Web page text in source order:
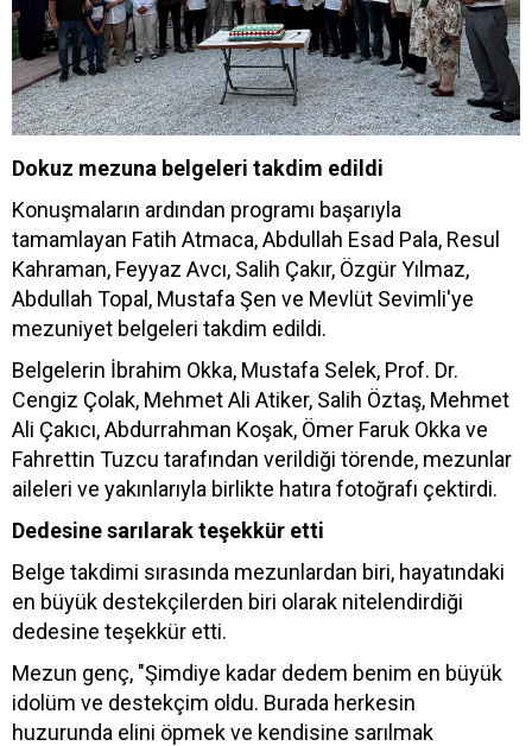
Dokuz mezuna belgeleri takdim edildi
Konuşmaların ardından programı başarıyla
tamamlayan Fatih Atmaca, Abdullah Esad Pala, Resul
Kahraman, Feyyaz Avcı, Salih Çakır, Özgür Yılmaz,
Abdullah Topal, Mustafa Şen ve Mevlüt Sevimli'ye
mezuniyet belgeleri takdim edildi.
Belgelerin İbrahim Okka, Mustafa Selek, Prof. Dr.
Cengiz Çolak, Mehmet Ali Atiker, Salih Öztaş, Mehmet
Ali Çakıcı, Abdurrahman Koşak, Ömer Faruk Okka ve
Fahrettin Tuzcu tarafından verildiği törende, mezunlar
aileleri ve yakınlarıyla birlikte hatıra fotoğrafı çektirdi.
Dedesine sarılarak teşekkür etti
Belge takdimi sırasında mezunlardan biri, hayatındaki
en büyük destekçilerden biri olarak nitelendirdiği
dedesine teşekkür etti.
Mezun genç, "Şimdiye kadar dedem benim en büyük
idolüm ve destekçim oldu. Burada herkesin
huzurunda elini öpmek ve kendisine sarılmak